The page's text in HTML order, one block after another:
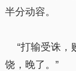
半分动容。
“打输受诛，
饶，晚了。”